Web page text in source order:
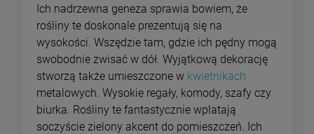
Ich nadrzewna geneza sprawia bowiem, że
rośliny te doskonale prezentują się na
wysokości. Wszędzie tam, gdzie ich pędny mogą
swobodnie zwisać w dół. Wyjątkową dekorację
stworzą także umieszczone w kwietnikach
metalowych. Wysokie regały, komody, szafy czy
biurka. Rośliny te fantastycznie wplatają
soczyście zielony akcent do pomieszczeń. Ich